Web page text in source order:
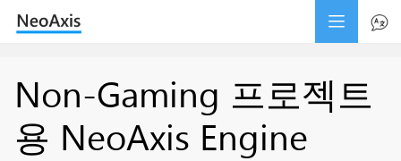
Non-Gaming 프로젝트
용 NeoAxis Engine